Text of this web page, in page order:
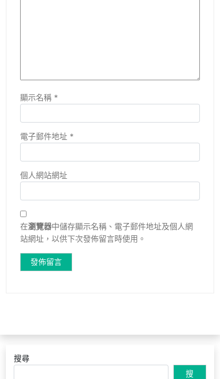
顯示名稱 *
電子郵件地址 *
個人網站網址
在瀏覽器中儲存顯示名稱、電子郵件地址及個人網
站網址，以供下次發佈留言時使用。
搜尋
搜